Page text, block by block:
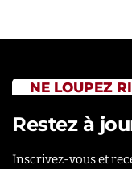
NE LOUPEZ
Restez à
Inscrivez-vous et